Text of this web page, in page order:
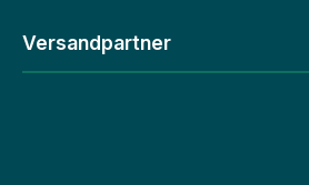
Versandpartner